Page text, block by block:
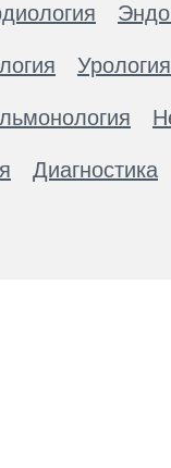
Урология
Диагностика